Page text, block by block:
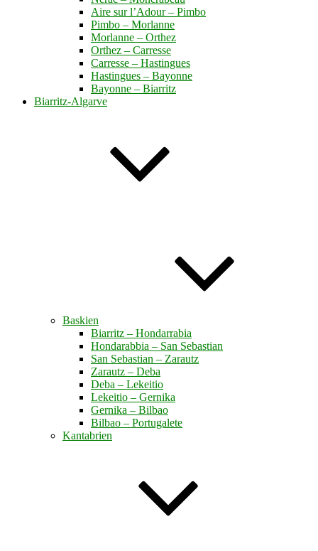
Aire sur l’Adour – Pimbo
Pimbo – Morlanne
Morlanne – Orthez
Orthez – Carresse
Carresse – Hastingues
Hastingues – Bayonne
Bayonne – Biarritz
Biarritz-Algarve
Baskien
Biarritz – Hondarrabia
Hondarabbia – San Sebastian
San Sebastian – Zarautz
Zarautz – Deba
Deba – Lekeitio
Lekeitio – Gernika
Gernika – Bilbao
Bilbao – Portugalete
Kantabrien